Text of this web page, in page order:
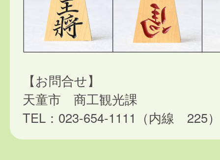
【お問合せ】
天童市 商工観光課
TEL：023-654-1111（内線 225）